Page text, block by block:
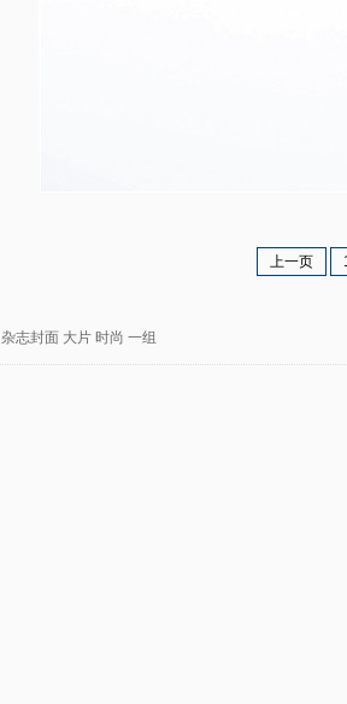
上一页
杂志封面 大片 时尚 一组